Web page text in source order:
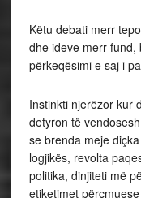
Këtu debati merr
dhe ideve merr
përkeqësimi e saj i
Instinkti njerëzor kur
detyron të
se brenda meje
logjikës, revolta
politika, dinjiteti më
etiketimet